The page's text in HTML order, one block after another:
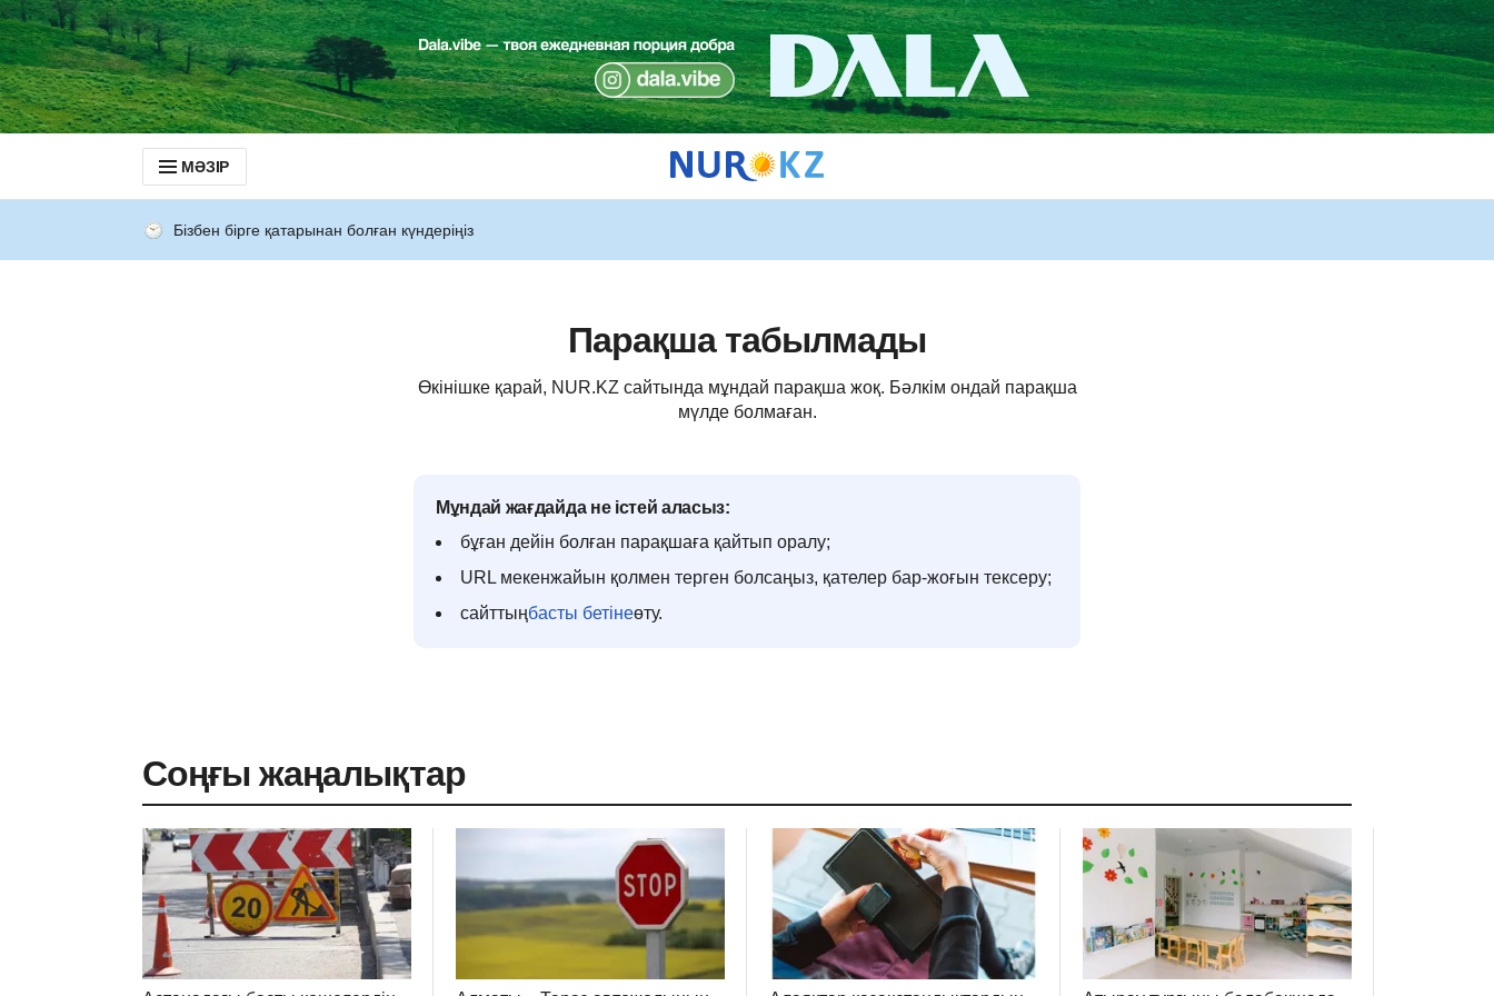
МӘЗІР
Бізбен бірге қатарынан болған күндеріңіз
Парақша табылмады
Өкінішке қарай, NUR.KZ сайтында мұндай парақша жоқ. Бәлкім ондай парақша
мүлде болмаған.
Мұндай жағдайда не істей аласыз:
бұған дейін болған парақшаға қайтып оралу;
URL мекенжайын қолмен терген болсаңыз, қателер бар-жоғын тексеру;
сайттыңбасты бетінеөту.
Соңғы жаңалықтар